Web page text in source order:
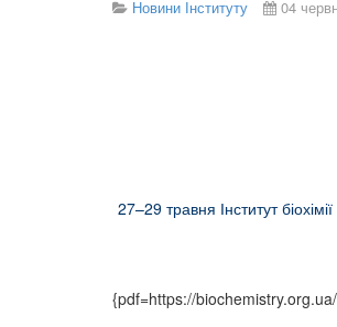
Новини Інституту 04
27–29 травня Інститут
{pdf=https://